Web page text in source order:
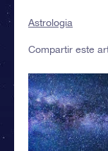
Astrologia
Compartir este